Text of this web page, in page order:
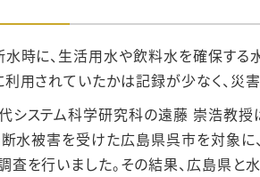
時に、生活用水や飲料水を確保する
用されていたかは記録が少なく、災
ステム科学研究科の遠藤 崇浩教授
水被害を受けた広島県呉市を対象に
を行いました。その結果、広島県と